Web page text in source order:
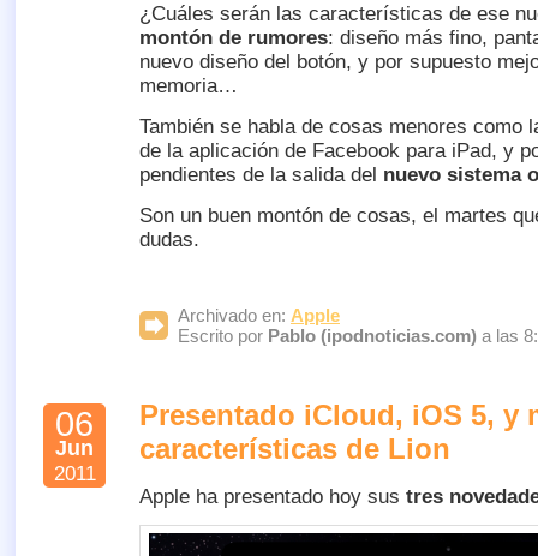
¿Cuáles serán las características de ese
montón de rumores: diseño más fino,
nuevo diseño del botón, y por supuesto
memoria…
También se habla de cosas menores como
de la aplicación de Facebook para iPad, y
pendientes de la salida del nuevo sistema
Son un buen montón de cosas, el martes
dudas.
Archivado en: Apple
Escrito por Pablo (ipodnoticias.com) a las
Presentado iCloud, iOS 5, y
características de Lion
06
Jun
2011
Apple ha presentado hoy sus tres